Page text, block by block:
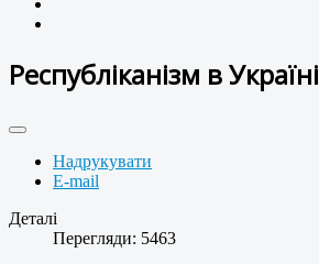
Республіканізм в Україні
Надрукувати
E-mail
Деталі
Перегляди: 5463